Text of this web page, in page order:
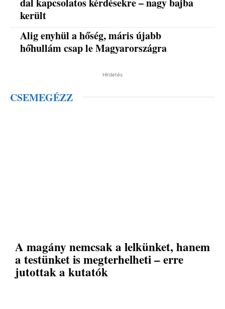
került
Alig enyhül a hőség, máris újabb
hőhullám csap le Magyarországra
Hirdetés
CSEMEGÉZZ
A magány nemcsak a lelkünket, hanem
a testünket is megterhelheti – erre
jutottak a kutatók